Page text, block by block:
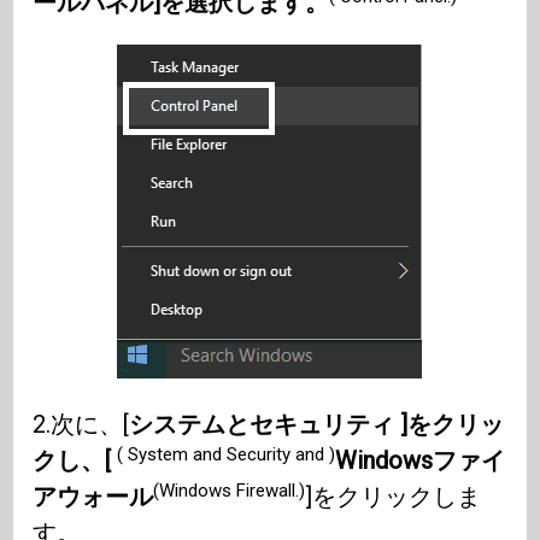
2.次に、[システムとセキュリティ ]をクリッ
クし、[( System and Security and )Windowsファイ
アウォール(Windows Firewall.)]をクリックしま
す。